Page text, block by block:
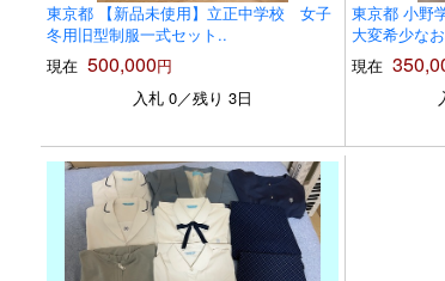
東京都 【新品未使用】立正中学校 女子
冬用旧型制服一式セット..
現在 500,000円
入札 0／残り 3日
東京都 小野
大変希少な
現在